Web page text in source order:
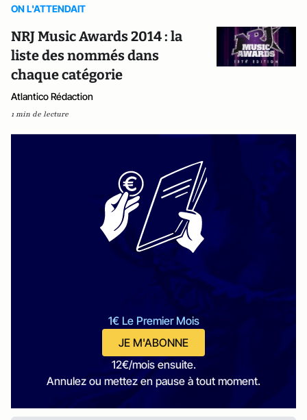
ON L'ATTENDAIT
NRJ Music Awards 2014 : la
liste des nommés dans
chaque catégorie
Atlantico Rédaction
1 min de lecture
1€ Le Premier Mois
JE M'ABONNE
12€/mois ensuite.
Annulez ou mettez en pause à tout moment.